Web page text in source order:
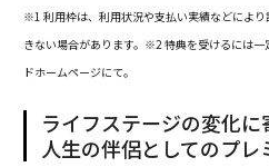
※1 利用枠は、利用状況や支払い実績などによ
きない場合があります。※2 特典を受けるには
ドホームページにて。
ライフステージの変化に
人生の伴侶としてのプレ